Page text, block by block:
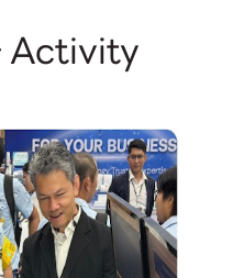
Activity